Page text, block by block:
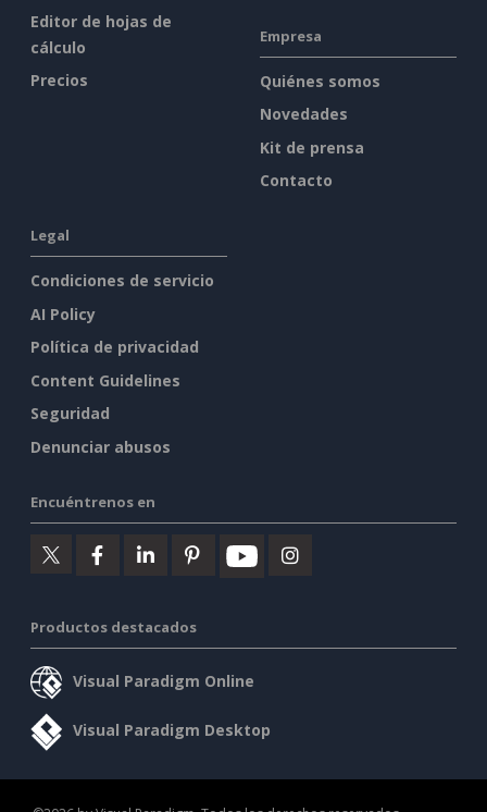
Editor de hojas de
cálculo
Precios
Empresa
Quiénes somos
Novedades
Kit de prensa
Contacto
Legal
Condiciones de servicio
AI Policy
Política de privacidad
Content Guidelines
Seguridad
Denunciar abusos
Encuéntrenos en
Productos destacados
Visual Paradigm Online
Visual Paradigm Desktop